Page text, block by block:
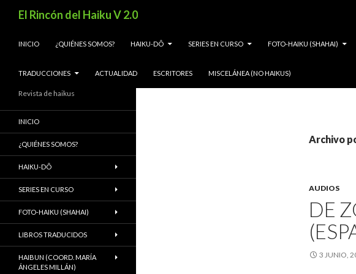
El Rincón del Haiku V 2.0
INICIO
¿QUIÉNES SOMOS? HAIKU-DÔ SERIES EN CURSO FOTO-HAIKU (SHAHAI)
TRADUCCIONES ACTUALIDAD ESCRITORES MISCELÁNEA (NO HAIKUS)
Archivo
AUDIOS
DE
3 JUNIO,
Revista de haikus
INICIO
¿QUIÉNES SOMOS?
HAIKU-DÔ
SERIES EN CURSO
FOTO-HAIKU (SHAHAI)
LIBROS TRADUCIDOS
HAIBUN (COORD. MARÍA
ÁNGELES MILLÁN)